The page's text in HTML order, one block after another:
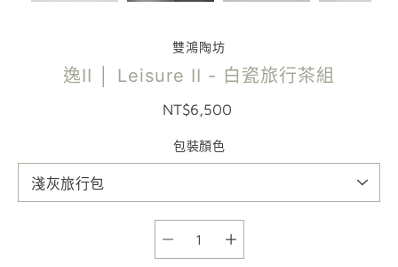
雙鴻陶坊
逸II │ Leisure II - 白瓷旅行茶組
NT$6,500
包裝顏色
選項